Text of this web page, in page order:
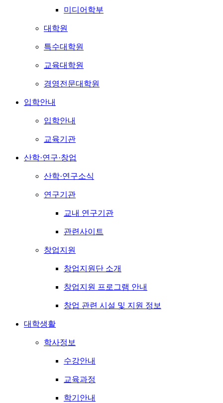
미디어학부
대학원
특수대학원
교육대학원
경영전문대학원
입학안내
입학안내
교육기관
산학·연구·창업
산학·연구소식
연구기관
교내 연구기관
관련사이트
창업지원
창업지원단 소개
창업지원 프로그램 안내
창업 관련 시설 및 지원 정보
대학생활
학사정보
수강안내
교육과정
학기안내